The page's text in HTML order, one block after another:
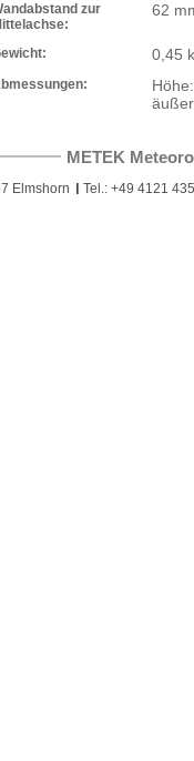
zur
62
0,45
METEK
Elmshorn Tel.: +49 4121